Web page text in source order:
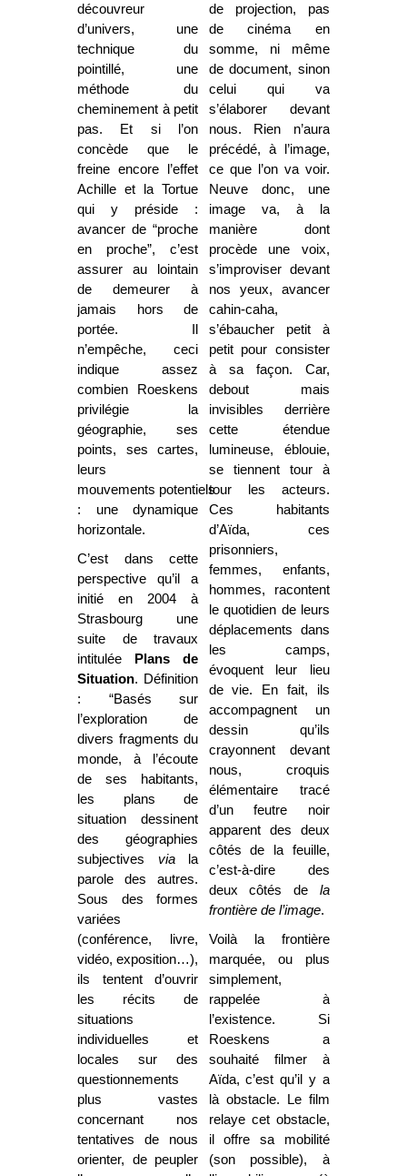
découvreur
d’univers, une
technique du
pointillé, une
méthode du
cheminement à petit
pas. Et si l’on
concède que le
freine encore l’effet
Achille et la Tortue
qui y préside :
avancer de “proche
en proche”, c’est
assurer au lointain
de demeurer à
jamais hors de
portée. Il
n’empêche, ceci
indique assez
combien Roeskens
privilégie la
géographie, ses
points, ses cartes,
leurs
mouvements potentiels
: une dynamique
horizontale.
C’est dans cette
perspective qu’il a
initié en 2004 à
Strasbourg une
suite de travaux
intitulée
Plans de
Situation. Définition
: “Basés sur
l’exploration de
divers fragments du
monde, à l’écoute
de ses habitants,
les plans de
situation dessinent
des géographies
subjectives viala
parole des autres.
Sous des formes
variées
(conférence, livre,
vidéo, exposition…),
ils tentent d’ouvrir
les récits de
situations
individuelles et
locales sur des
questionnements
plus vastes
concernant nos
tentatives de nous
orienter, de peupler
de projection, pas
de cinéma en
somme, ni même
de document, sinon
celui qui va
s’élaborer devant
nous. Rien n’aura
précédé, à l’image,
ce que l’on va voir.
Neuve donc, une
image va, à la
manière dont
procède une voix,
s’improviser devant
nos yeux, avancer
cahin-caha,
s’ébaucher petit à
petit pour consister
à sa façon. Car,
debout mais
invisibles derrière
cette étendue
lumineuse, éblouie,
se tiennent tour à
tour les acteurs.
Ces habitants
d’Aïda, ces
prisonniers,
femmes, enfants,
hommes, racontent
le quotidien de leurs
déplacements dans
les camps,
évoquent leur lieu
de vie. En fait, ils
accompagnent un
dessin qu’ils
crayonnent devant
nous, croquis
élémentaire tracé
d’un feutre noir
apparent des deux
côtés de la feuille,
c’est-à-dire des
deux côtés de la
frontière de l’image.
Voilà la frontière
marquée, ou plus
simplement,
rappelée à
l’existence. Si
Roeskens a
souhaité filmer à
Aïda, c’est qu’il y a
là obstacle. Le film
relaye cet obstacle,
il offre sa mobilité
(son possible), à